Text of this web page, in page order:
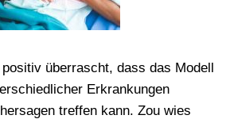
überrascht, dass das Modell
Erkrankungen
treffen kann. Zou wies